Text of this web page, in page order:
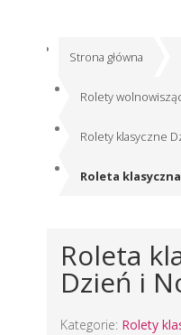
Strona główna
Rolety
Rolety klasyczne
Roleta
Roleta
Dzień i
Kategorie: Rolety